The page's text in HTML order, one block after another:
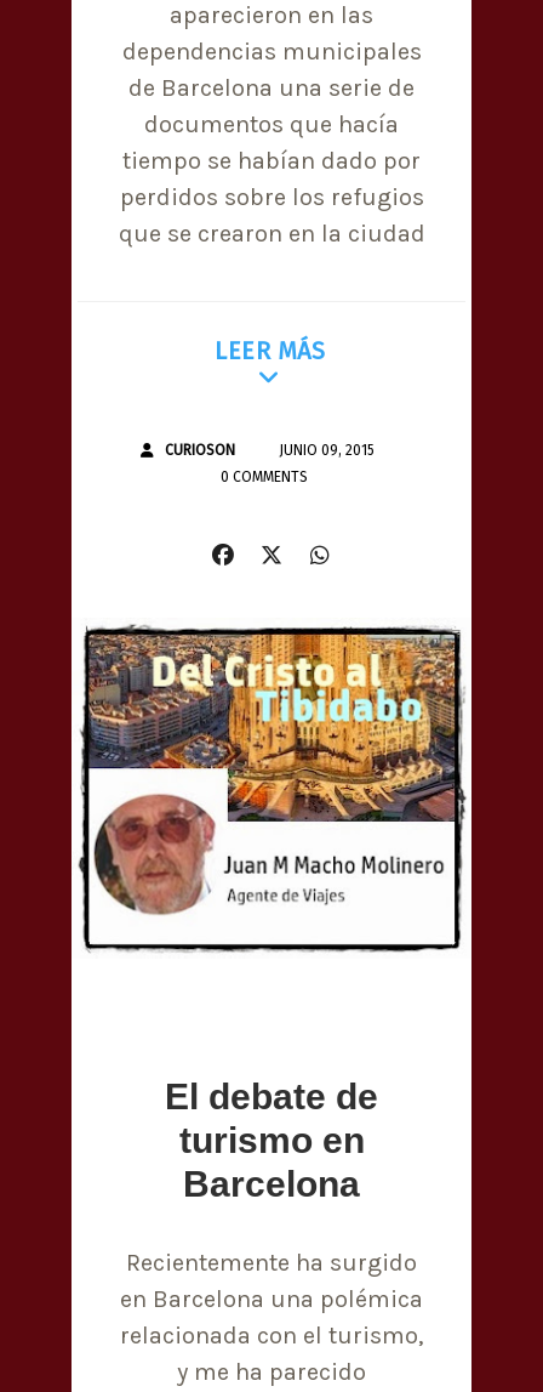
aparecieron en las
dependencias municipales
de Barcelona una serie de
documentos que hacía
tiempo se habían dado por
perdidos sobre los refugios
que se crearon en la ciudad
LEER MÁS
CURIOSON
JUNIO 09, 2015
0 COMMENTS
El debate de
turismo en
Barcelona
Recientemente ha surgido
en Barcelona una polémica
relacionada con el turismo,
y me ha parecido